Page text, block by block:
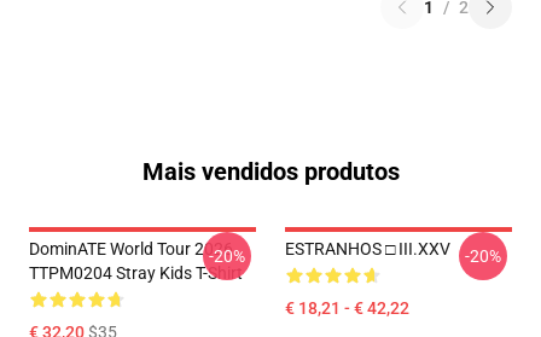
1 / 2
Mais vendidos produtos
DominATE World Tour 2026
TTPM0204 Stray Kids T-Shirt
€ 32,20$35
-20% ESTRANHOS □ III.XXV
€ 18,21 - € 42,22
-20%